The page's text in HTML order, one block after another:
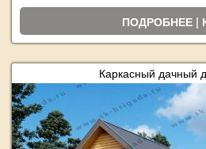
ПОДРОБНЕЕ |
Каркасный дачный